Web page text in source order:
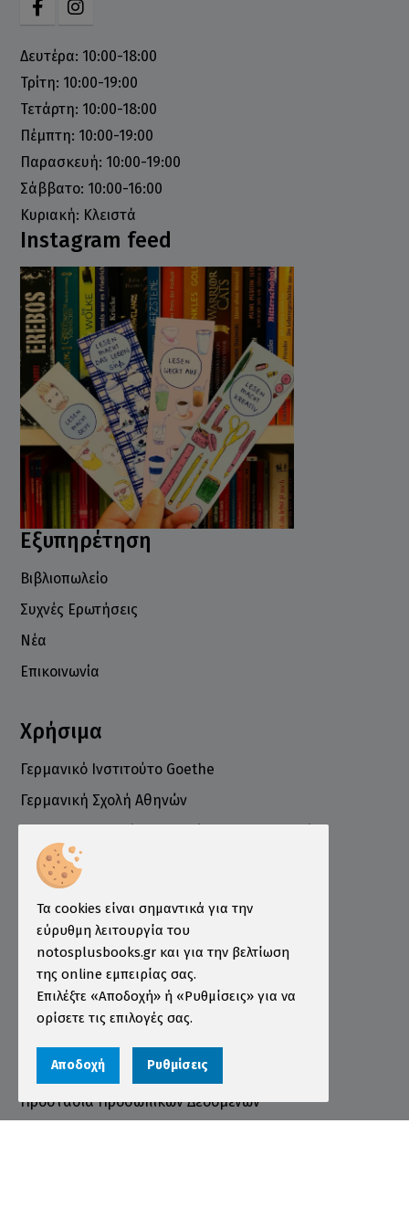
Δευτέρα: 10:00-18:00
Τρίτη: 10:00-19:00
Τετάρτη: 10:00-18:00
Πέμπτη: 10:00-19:00
Παρασκευή: 10:00-19:00
Σάββατο: 10:00-16:00
Κυριακή: Κλειστά
Instagram feed
Εξυπηρέτηση
Βιβλιοπωλείο
Συχνές Ερωτήσεις
Νέα
Επικοινωνία
Χρήσιμα
Γερμανικό Ινστιτούτο Goethe
Γερμανική Σχολή Αθηνών
Επιμελητήριο
Ινστιτούτο ÖSD Ελλάδας
Πληροφορίες
Τρόποι Παραγγελίας
Τρόποι Πληρωμής
Τρόποι Αποστολής
Όροι χρήσης
Προστασία Προσωπικών Δεδομένων
Τα cookies είναι σημαντικά για την
εύρυθμη λειτουργία του
notosplusbooks.gr και για την βελτίωση
της online εμπειρίας σας.
Επιλέξτε «Αποδοχή» ή «Ρυθμίσεις» για να
ορίσετε τις επιλογές σας.
Αποδοχή Ρυθμίσεις